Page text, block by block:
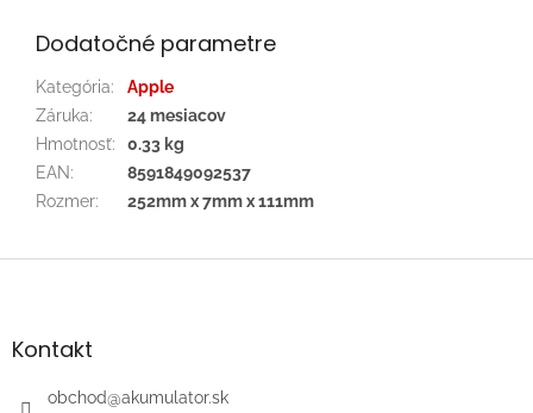
Dodatočné parametre
Kategória:
Apple
Záruka:
24 mesiacov
Hmotnosť:
0.33 kg
EAN:
8591849092537
Rozmer: 252mm x 7mm x 111mm
Z
äKontakt
obchod@akumulator.sk